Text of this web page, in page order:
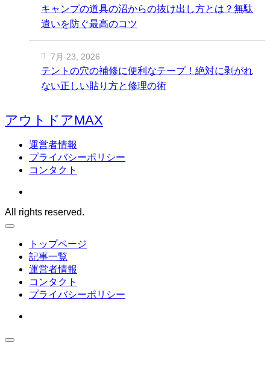
キャンプの道具の沼からの抜け出し方とは？無駄
遣いを防ぐ最高のコツ
テントの穴の補修に便利なテープ！絶対に剥がれ
ない正しい貼り方と修理の術
7月 23, 2026
アウトドアMAX
運営者情報
プライバシーポリシー
コンタクト
All rights reserved.
トップページ
記事一覧
運営者情報
コンタクト
プライバシーポリシー